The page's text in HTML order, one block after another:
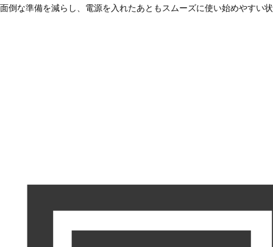
面倒な準備を減らし、電源を入れたあともスムーズに使い始めやすい